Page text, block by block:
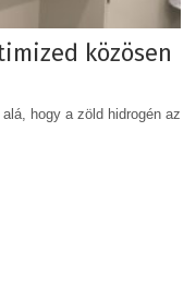
közösen
hogy a zöld hidrogén az